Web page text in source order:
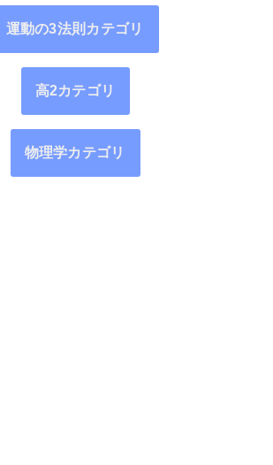
運動の3法則カテゴリ
高2カテゴリ
物理学カテゴリ